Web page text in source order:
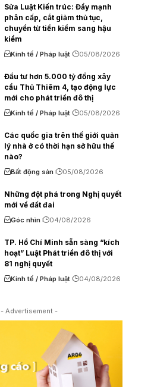
Sửa Luật Kiến trúc: Đẩy mạnh
phân cấp, cắt giảm thủ tục,
chuyển từ tiền kiểm sang hậu
kiểm
Kinh tế / Pháp luật 05/08/2026
Đầu tư hơn 5.000 tỷ đồng xây
cầu Thủ Thiêm 4, tạo động lực
mới cho phát triển đô thị
Kinh tế / Pháp luật 05/08/2026
Các quốc gia trên thế giới quản
lý nhà ở có thời hạn sở hữu thế
nào?
Bất động sản 05/08/2026
Những đột phá trong Nghị quyết
mới về đất đai
Góc nhìn 04/08/2026
TP. Hồ Chí Minh sẵn sàng “kích
hoạt” Luật Phát triển đô thị với
81 nghị quyết
Kinh tế / Pháp luật 04/08/2026
- Advertisement -